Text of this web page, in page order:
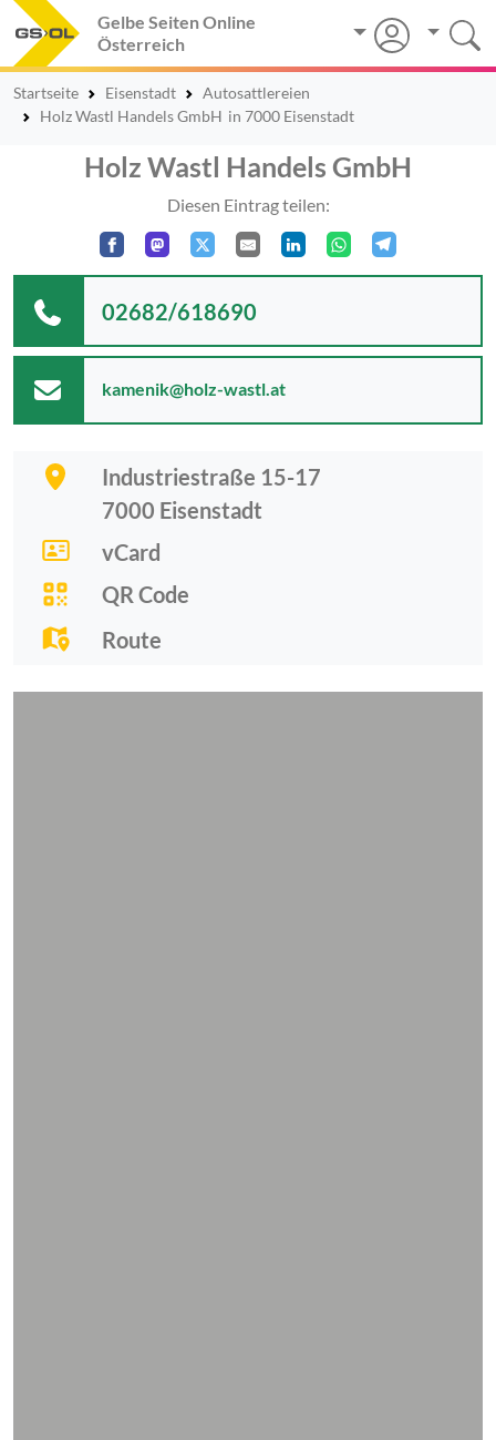
Gelbe Seiten Online
Österreich
Startseite Eisenstadt
Autosattlereien
Holz Wastl Handels GmbH in 7000 Eisenstadt
Holz Wastl Handels GmbH
Diesen Eintrag teilen:
Industriestraße 15-17
7000 Eisenstadt
vCard
QR Code
Route
02682/618690
kamenik@holz-wastl.at